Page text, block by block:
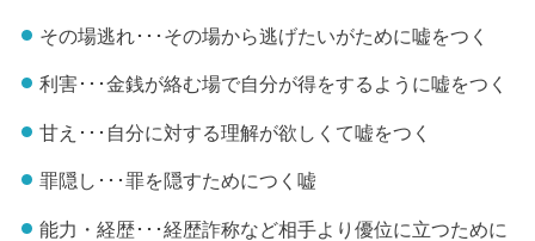
その場逃れ･･･その場から逃げたいがために嘘をつく
利害･･･金銭が絡む場で自分が得をするように嘘をつく
甘え･･･自分に対する理解が欲しくて嘘をつく
罪隠し･･･罪を隠すためにつく嘘
能力・経歴･･･経歴詐称など相手より優位に立つために